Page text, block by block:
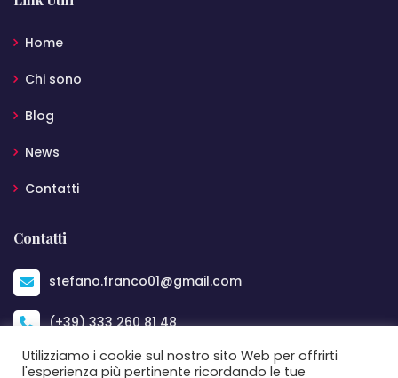
Home
Chi sono
Blog
News
Contatti
Contatti
stefano.franco01@gmail.com
(+39) 333 260 81 48
Bari
Utilizziamo i cookie sul nostro sito Web per offrirti
l'esperienza più pertinente ricordando le tue